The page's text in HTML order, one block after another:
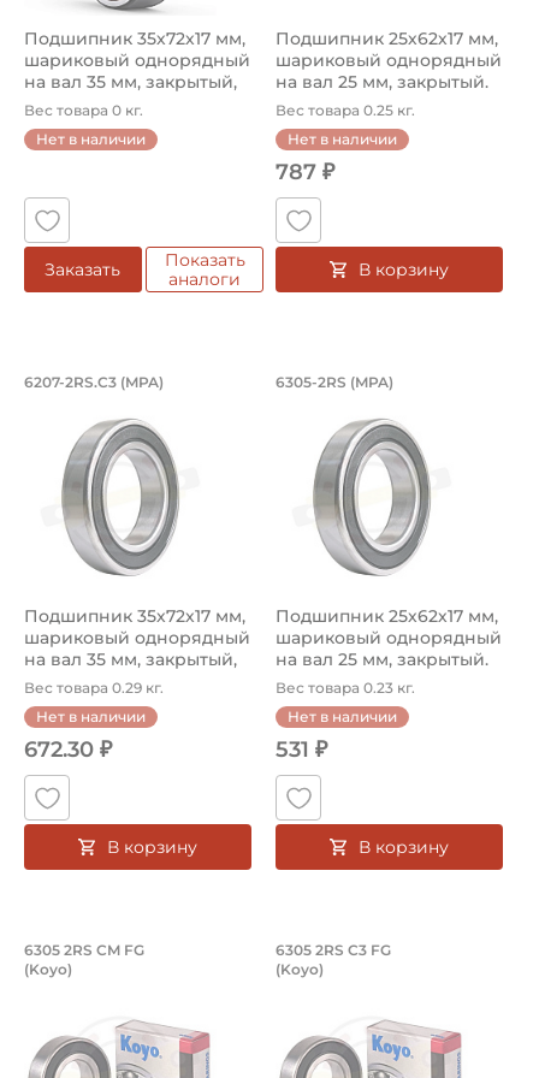
Подшипник 35х72х17 мм,
шариковый однорядный
на вал 35 мм, закрытый,
уве...
Вес товара 0 кг.
Нет в наличии
Заказать
Показать
аналоги
Подшипник 25х62х17 мм,
шариковый однорядный
на вал 25 мм, закрытый.
Арт...
Вес товара 0.25 кг.
Нет в наличии
787 ₽
В корзину
Подшипник 35х72х17 мм, шариковый
6207-2RS.C3 (MPA)
Подшипник 35х72х17 мм,
шариковый однорядный
на вал 35 мм, закрытый,
уве...
Вес товара 0.29 кг.
Нет в наличии
672.30 ₽
В корзину
Подшипник
6305-2RS (MPA)
Подшипник 25х62х17 мм,
шариковый однорядный
на вал 25 мм, закрытый.
Арт...
Вес товара 0.23 кг.
Нет в наличии
531 ₽
В корзину
Подшипник 25х62х17 мм, шариковый
Подшипник шариковый однорядный 6305 2RS CM FG
6305 2RS CM FG
(Koyo)
Подшипник
Подшипник шариковый
6305 2RS C3 FG
(Koyo)